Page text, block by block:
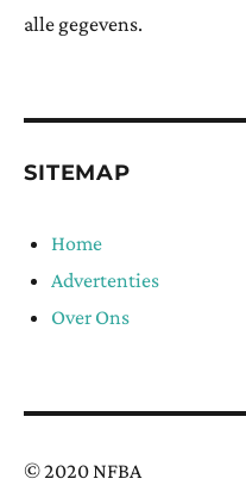
alle gegevens.
SITEMAP
Home
Advertenties
Over Ons
© 2020 NFBA